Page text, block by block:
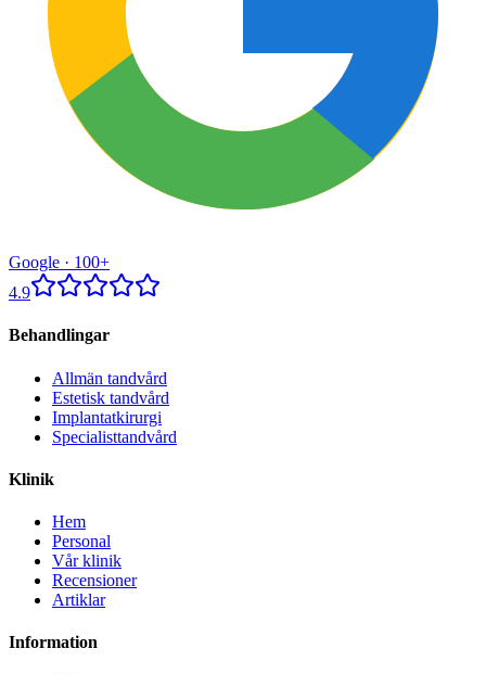
Google · 100+
4.9
Behandlingar
Allmän tandvård
Estetisk tandvård
Implantatkirurgi
Specialisttandvård
Klinik
Hem
Personal
Vår klinik
Recensioner
Artiklar
Information